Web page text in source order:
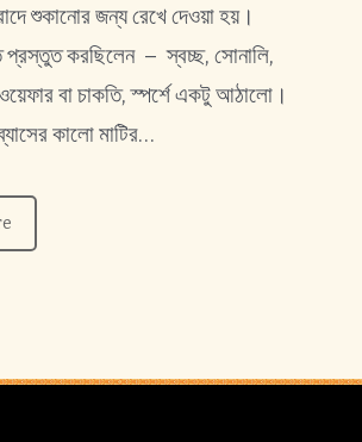
শুকানোর জন্য রেখে দেওয়া হয়।
করছিলেন – স্বচ্ছ, সোনালি,
ওয়েফার বা চাকতি, স্পর্শে একটু আঠালো।
কালো মাটির…